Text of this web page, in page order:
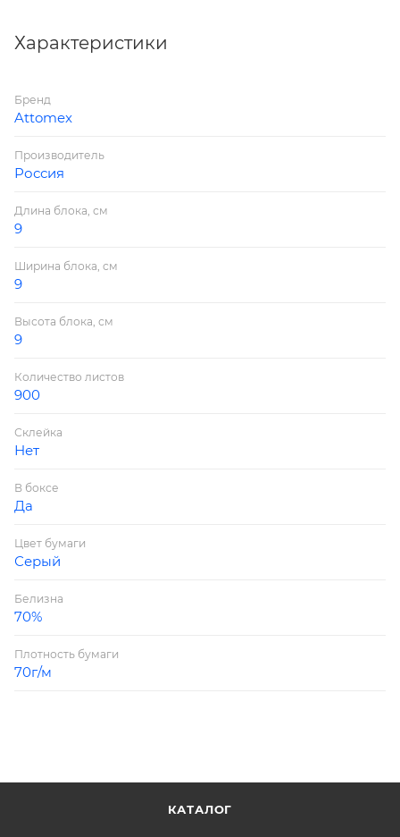
Характеристики
Бренд
Attomex
Производитель
Россия
Длина блока, см
9
Ширина блока, см
9
Высота блока, см
9
Количество листов
900
Склейка
Нет
В боксе
Да
Цвет бумаги
Серый
Белизна
70%
Плотность бумаги
70г/м
КАТАЛОГ